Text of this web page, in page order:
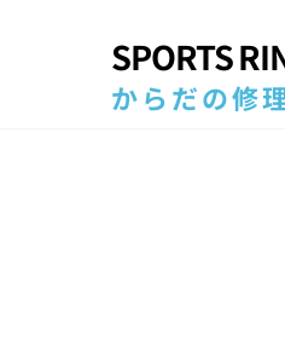
SPORTS
からだの修